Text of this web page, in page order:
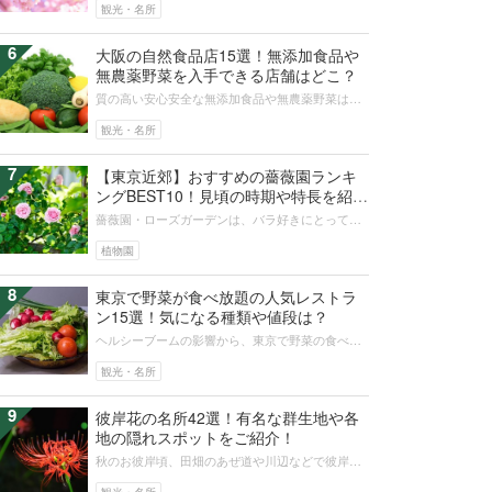
観光・名所
すがその美しさから日本のあちこちに...
6
観光・名所
大阪の自然食品店15選！無添加食品や
無農薬野菜を入手できる店舗はどこ？
質の高い安心安全な無添加食品や無農薬野菜はオ
大阪には心と体にやさしい健康食品...
7
植物園
【東京近郊】おすすめの薔薇園ランキ
ングBEST10！見頃の時期や特長を紹
介！
薔薇園・ローズガーデンは、バラ好きにとって一
は全国に多く存在しています。そこで...
8
観光・名所
東京で野菜が食べ放題の人気レストラ
ン15選！気になる種類や値段は？
ヘルシーブームの影響から、東京で野菜の食べ放
ダバーやバイキング形式のレストラン...
9
彼岸花の名所42選！有名な群生地や各
地の隠れスポットをご紹介！
秋のお彼岸頃、田畑のあぜ道や川辺などで彼岸花